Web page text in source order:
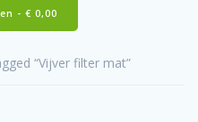
- € 0,00
“Vijver filter mat”